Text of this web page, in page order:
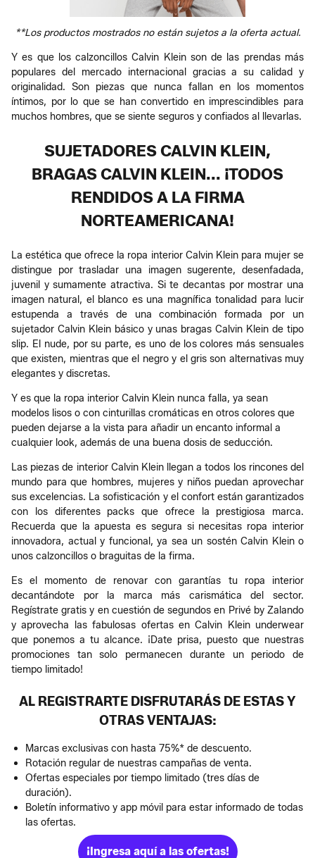
**Los productos mostrados no están sujetos a la oferta actual.
Y es que los calzoncillos Calvin Klein son de las prendas más
populares del mercado internacional gracias a su calidad y
originalidad. Son piezas que nunca fallan en los momentos
íntimos, por lo que se han convertido en imprescindibles para
muchos hombres, que se siente seguros y confiados al llevarlas.
SUJETADORES CALVIN KLEIN,
BRAGAS CALVIN KLEIN... ¡TODOS
RENDIDOS A LA FIRMA
NORTEAMERICANA!
La estética que ofrece la ropa interior Calvin Klein para mujer se
distingue por trasladar una imagen sugerente, desenfadada,
juvenil y sumamente atractiva. Si te decantas por mostrar una
imagen natural, el blanco es una magnífica tonalidad para lucir
estupenda a través de una combinación formada por un
sujetador Calvin Klein básico y unas bragas Calvin Klein de tipo
slip. El nude, por su parte, es uno de los colores más sensuales
que existen, mientras que el negro y el gris son alternativas muy
elegantes y discretas.
Y es que la ropa interior Calvin Klein nunca falla, ya sean
modelos lisos o con cinturillas cromáticas en otros colores que
pueden dejarse a la vista para añadir un encanto informal a
cualquier look, además de una buena dosis de seducción.
Las piezas de interior Calvin Klein llegan a todos los rincones del
mundo para que hombres, mujeres y niños puedan aprovechar
sus excelencias. La sofisticación y el confort están garantizados
con los diferentes packs que ofrece la prestigiosa marca.
Recuerda que la apuesta es segura si necesitas ropa interior
innovadora, actual y funcional, ya sea un sostén Calvin Klein o
unos calzoncillos o braguitas de la firma.
Es el momento de renovar con garantías tu ropa interior
decantándote por la marca más carismática del sector.
Regístrate gratis y en cuestión de segundos en Privé by Zalando
y aprovecha las fabulosas ofertas en Calvin Klein underwear
que ponemos a tu alcance. ¡Date prisa, puesto que nuestras
promociones tan solo permanecen durante un periodo de
tiempo limitado!
AL REGISTRARTE DISFRUTARÁS DE ESTAS Y
OTRAS VENTAJAS:
Marcas exclusivas con hasta 75%* de descuento.
Rotación regular de nuestras campañas de venta.
Ofertas especiales por tiempo limitado (tres días de
duración).
Boletín informativo y app móvil para estar informado de todas
las ofertas.
¡Ingresa aquí a las ofertas!